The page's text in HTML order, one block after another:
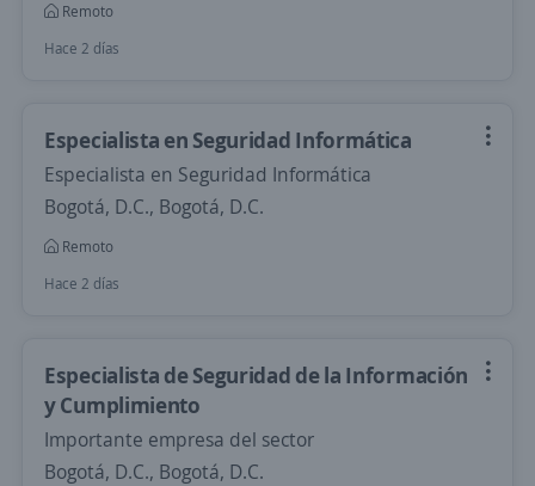
Remoto
Hace 2 días
Especialista en Seguridad Informática
Especialista en Seguridad Informática
Bogotá, D.C., Bogotá, D.C.
Remoto
Hace 2 días
Especialista de Seguridad de la Información
y Cumplimiento
Importante empresa del sector
Bogotá, D.C., Bogotá, D.C.